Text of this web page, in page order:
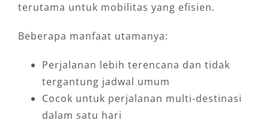
terutama untuk mobilitas yang efisien.
Beberapa manfaat utamanya:
Perjalanan lebih terencana dan tidak
tergantung jadwal umum
Cocok untuk perjalanan multi-destinasi
dalam satu hari